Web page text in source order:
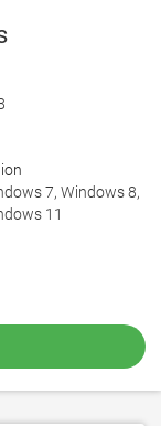
7, Windows 8,
11